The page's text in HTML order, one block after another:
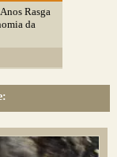
Rasga
da